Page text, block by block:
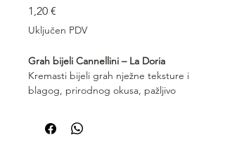
1,20 €
Uključen PDV
Grah bijeli Cannellini – La Doria
Kremasti bijeli grah nježne teksture i
blagog, prirodnog okusa, pažljivo
svoju kvalitetu. Cannellini La Doria
idealan je za salate, juhe, variva i